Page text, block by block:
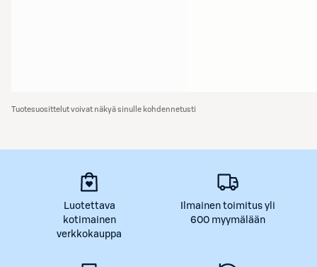
Tuotesuosittelut voivat näkyä sinulle kohdennetusti
Luotettava
kotimainen
verkkokauppa
Ilmainen toimitus yli
600 myymälään